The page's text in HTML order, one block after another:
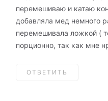
перемешиваю и катаю
добавляла мед немного
перемешивала ложкой (
порционно, так как мне
ОТВЕТИТЬ